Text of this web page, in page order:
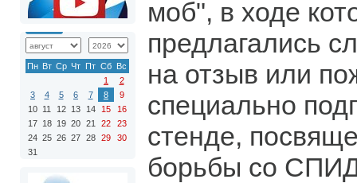
Пн Вт Ср Чт Пт Сб Вс
1
2
3
4 5 6 7 8
9
10 11 12 13 14 15
16
17 18 19 20 21 22
23
24 25 26 27 28 29
30
31
моб", в ходе
предлагались
на отзыв или
специально
стенде,
борьбы со